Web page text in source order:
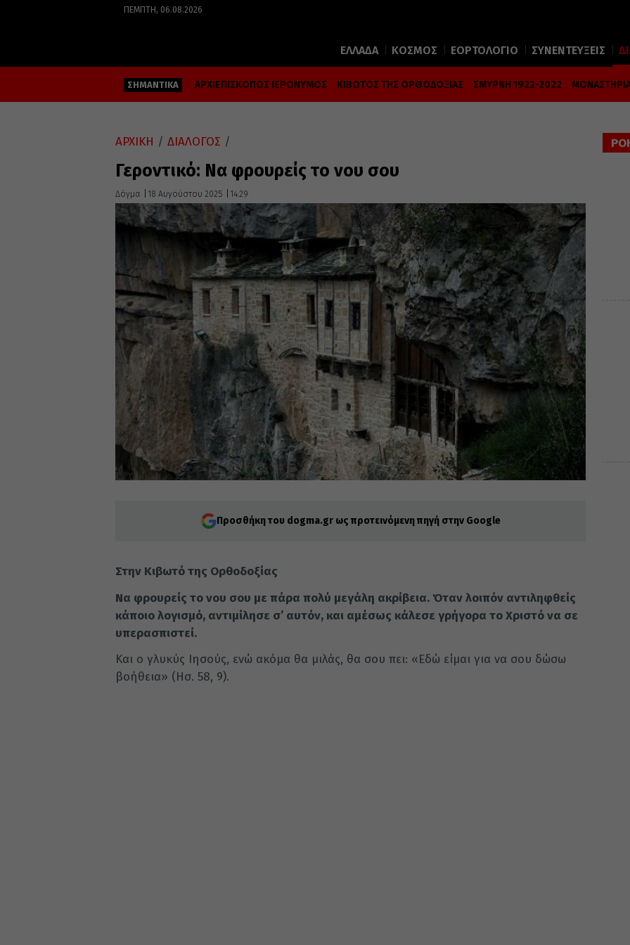
ΠΈΜΠΤΗ, 06.08.2026
ΕΛΛΑΔΑ ΚΟΣΜΟΣ ΕΟΡΤΟΛΟΓΙΟ ΣΥΝΕΝΤΕΥΞΕΙΣ
ΣΗΜΑΝΤΙΚΑ ΑΡΧΙΕΠΙΣΚΟΠΟΣ ΙΕΡΩΝΥΜΟΣ ΚΙΒΩΤΟΣ ΤΗΣ ΟΡΘΟΔΟΞΙΑΣ ΣΜΥΡΝΗ 1922-2022
ΑΡΧΙΚΗ / ΔΙΑΛΟΓΟΣ /
Γεροντικό: Να φρουρείς το νου σου
Δόγμα 18 Αυγούστου 2025 14:29
Προσθήκη του dogma.gr ως προτεινόμενη πηγή στην Google
Στην Κιβωτό της Ορθοδοξίας
Να φρουρείς το νου σου με πάρα πολύ μεγάλη ακρίβεια. Όταν λοιπόν αντιληφθείς
κάποιο λογισμό, αντιμίλησε σ’ αυτόν, και αμέσως κάλεσε γρήγορα το Χριστό να σε
υπερασπιστεί.
Και ο γλυκύς Ιησούς, ενώ ακόμα θα μιλάς, θα σου πει: «Εδώ είμαι για να σου δώσω
βοήθεια» (Ησ. 58, 9).